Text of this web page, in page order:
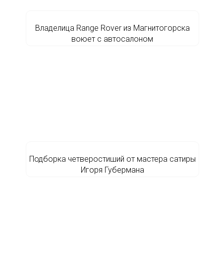
Владелица Range Rover из Магнитогорска
воюет с автосалоном
Подборка четверостиший от мастера сатиры
Игоря Губермана